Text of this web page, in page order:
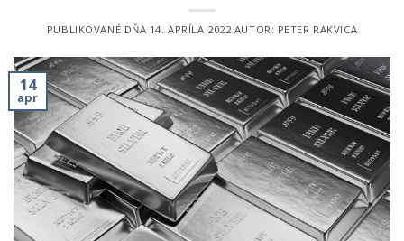
PUBLIKOVANÉ DŇA 14. APRÍLA 2022 AUTOR: PETER RAKVICA
14
apr